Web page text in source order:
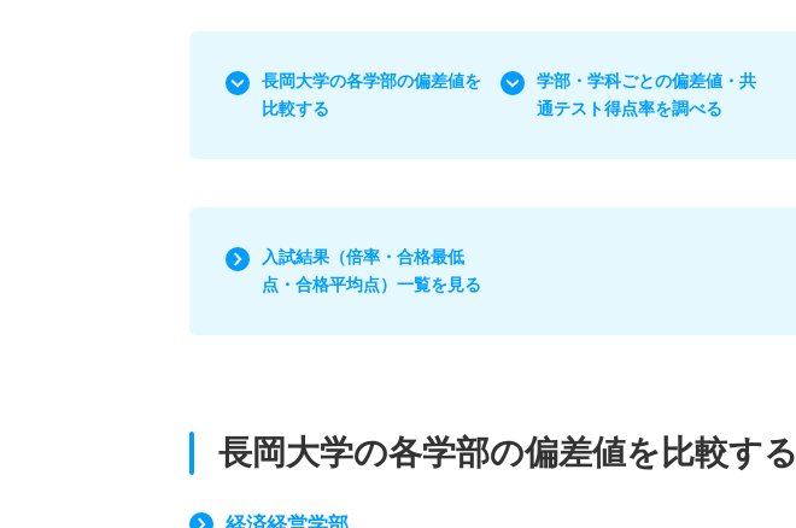
長岡大学の各学部の偏差値を
比較する
学部・学科ごとの偏差値・共
通テスト得点率を調べる
入試結果（倍率・合格最低
点・合格平均点）一覧を見る
長岡大学の各学部の偏差値を比較する